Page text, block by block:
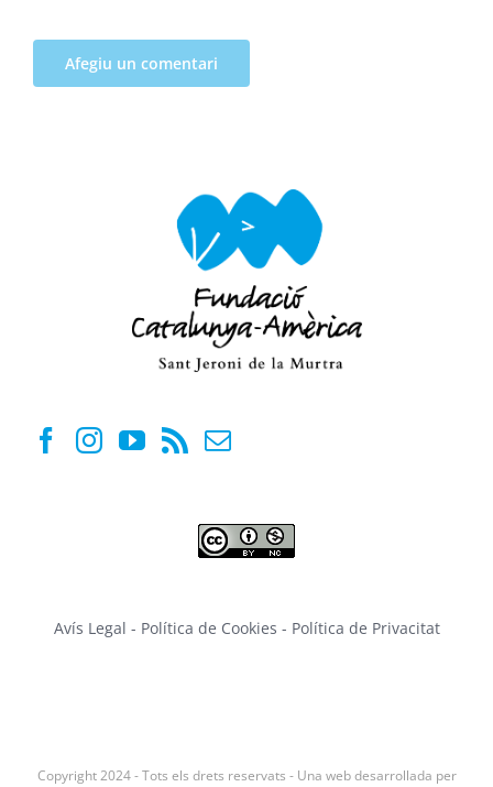
Avís Legal - Política de Cookies - Política de Privacitat
Copyright 2024 - Tots els drets reservats - Una web desarrollada per